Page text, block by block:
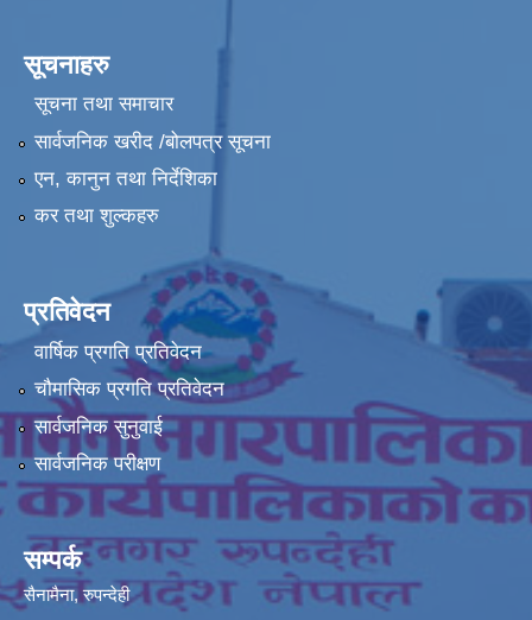
सूचनाहरु
सूचना तथा समाचार
सार्वजनिक खरीद /बोलपत्र सूचना
एन, कानुन तथा निर्देशिका
कर तथा शुल्कहरु
प्रतिवेदन
वार्षिक प्रगति प्रतिवेदन
चौमासिक प्रगति प्रतिवेदन
सार्वजनिक सुनुवाई
सार्वजनिक परीक्षण
सम्पर्क
सैनामैना, रुपन्देही